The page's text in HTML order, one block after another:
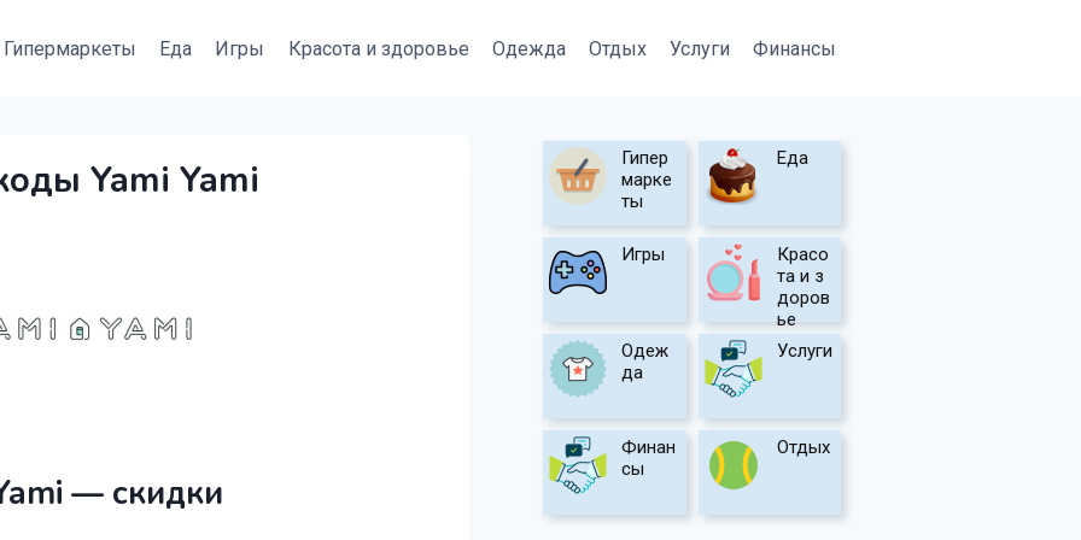
Гипермаркеты Еда Игры Красота и здоровье Одежда Отдых Услуги Финансы
Yami Yami
— скидки
Гипер
марке
ты
Еда
Игры
Красо
та и з
доров
ье
Одеж
да
Услуги
Финан
сы
Отдых